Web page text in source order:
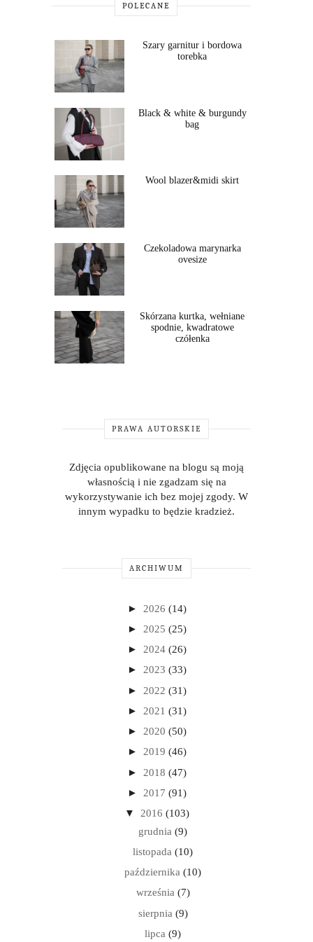
POLECANE
Szary garnitur i bordowa
torebka
Black & white & burgundy
bag
Wool blazer&midi skirt
Czekoladowa marynarka
ovesize
Skórzana kurtka, wełniane
spodnie, kwadratowe
czółenka
PRAWA AUTORSKIE
Zdjęcia opublikowane na blogu są moją
własnością i nie zgadzam się na
wykorzystywanie ich bez mojej zgody. W
innym wypadku to będzie kradzież.
ARCHIWUM
► 2026 (14)
► 2025 (25)
► 2024 (26)
► 2023 (33)
► 2022 (31)
► 2021 (31)
► 2020 (50)
► 2019 (46)
► 2018 (47)
► 2017 (91)
▼ 2016 (103)
grudnia (9)
listopada (10)
października (10)
września (7)
sierpnia (9)
lipca (9)